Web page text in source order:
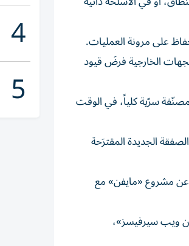
على مرونة العمليات.
الخارجية فرضَ قيود
سرّية كلياً، في الوقت
الجديدة المقترَحة
إلى التخلّي عن مشروع «مايفن» مع
ويب سيرفيسز»،
4
5